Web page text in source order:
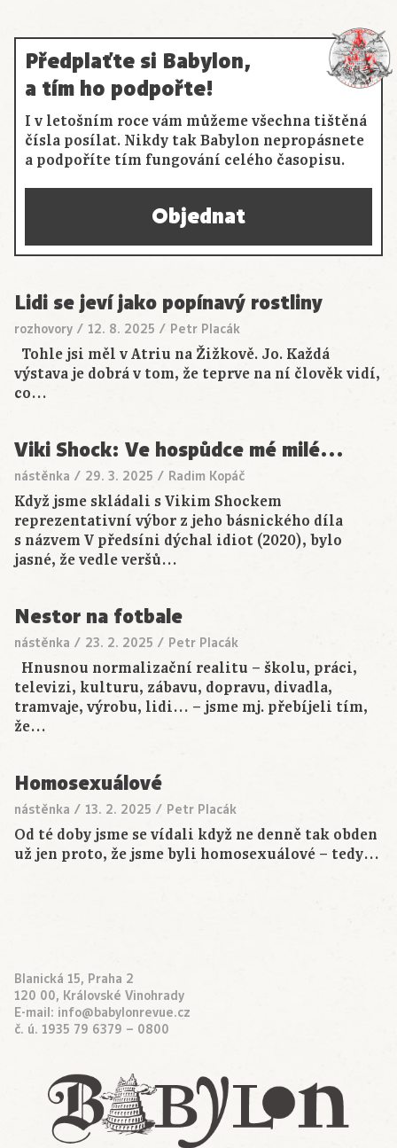
Předplaťte si Babylon,
a tím ho podpořte!
I v letošním roce vám můžeme všechna tištěná
čísla posílat. Nikdy tak Babylon nepropásnete
a podpoříte tím fungování celého časopisu.
Objednat
Lidi se jeví jako popínavý rostliny
rozhovory / 12. 8. 2025 / Petr Placák
Tohle jsi měl v Atriu na Žižkově. Jo. Každá
výstava je dobrá v tom, že teprve na ní člověk vidí,
co…
Viki Shock: Ve hospůdce mé milé…
nástěnka / 29. 3. 2025 / Radim Kopáč
Když jsme skládali s Vikim Shockem
reprezentativní výbor z jeho básnického díla
s názvem V předsíni dýchal idiot (2020), bylo
jasné, že vedle veršů…
Nestor na fotbale
nástěnka / 23. 2. 2025 / Petr Placák
Hnusnou normalizační realitu – školu, práci,
televizi, kulturu, zábavu, dopravu, divadla,
tramvaje, výrobu, lidi… – jsme mj. přebíjeli tím,
že…
Homosexuálové
nástěnka / 13. 2. 2025 / Petr Placák
Od té doby jsme se vídali když ne denně tak obden
už jen proto, že jsme byli homosexuálové – tedy…
Blanická 15, Praha 2
120 00, Královské Vinohrady
E-mail: info@babylonrevue.cz
č. ú. 1935 79 6379 – 0800